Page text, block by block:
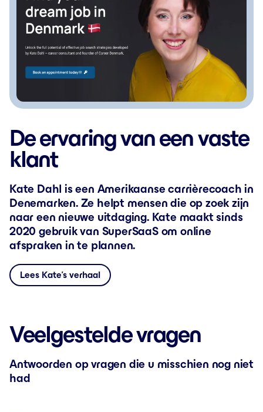
De ervaring van een vaste
klant
Kate Dahl is een Amerikaanse carrièrecoach in
Denemarken. Ze helpt mensen die op zoek zijn
naar een nieuwe uitdaging. Kate maakt sinds
2020 gebruik van SuperSaaS om online
afspraken in te plannen.
Lees Kate’s verhaal
Veelgestelde vragen
Antwoorden op vragen die u misschien nog niet
had